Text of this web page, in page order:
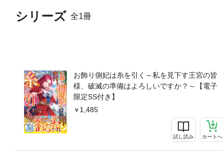
シリーズ 全1冊
お飾り側妃は糸を引く～私を見下す王宮の皆
様、破滅の準備はよろしいですか？～【電子
限定SS付き】
1,485
試し読み カートへ